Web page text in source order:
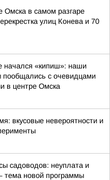
Омска в самом разгаре
улиц Конева и 70
начался «кипиш»: наши
пообщались с очевидцами
в центре Омска
вкусовые невероятности и
садоводов: неуплата и
тема новой программы